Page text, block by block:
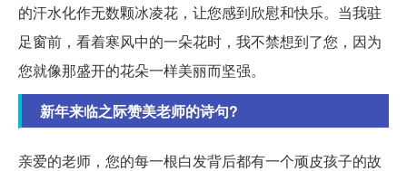
的汗水化作无数颗冰凌花，让您感到欣慰和快乐。当我驻
足窗前，看着寒风中的一朵花时，我不禁想到了您，因为
您就像那盛开的花朵一样美丽而坚强。
新年来临之际赞美老师的诗句?
亲爱的老师，您的每一根白发背后都有一个顽皮孩子的故